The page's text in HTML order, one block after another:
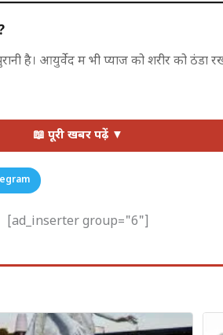
है। आयुर्वेद में भी प्याज को शरीर को ठंडा
है कि गर्मियों में लोग कच्चा प्याज ज्यादा खाते
लगती हैं। प्याज पाचन तंत्र को बेहतर
📖 पूरी खबर पढ़ें ▼
[ad_inserter group="6"]